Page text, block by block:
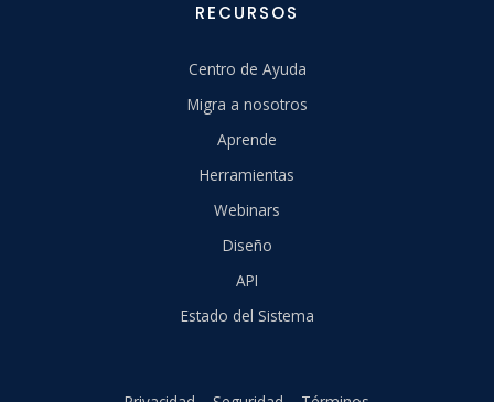
RECURSOS
Centro de Ayuda
Migra a nosotros
Aprende
Herramientas
Webinars
Diseño
API
Estado del Sistema